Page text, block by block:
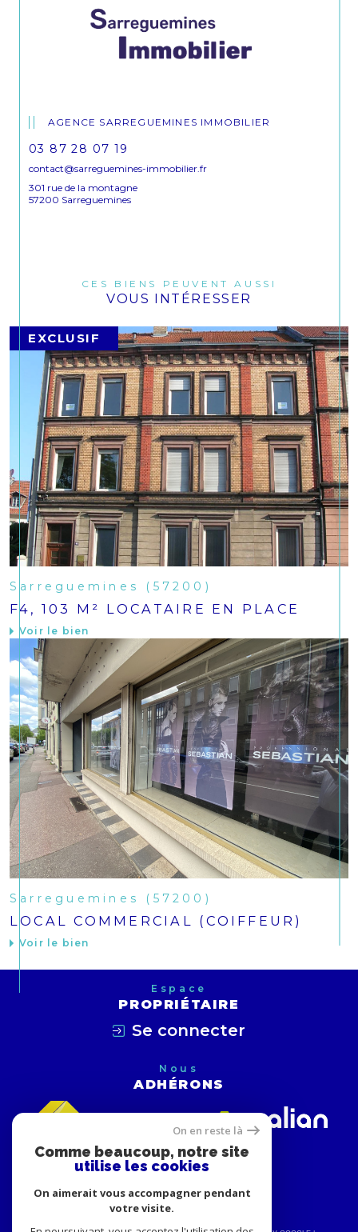
AGENCE SARREGUEMINES IMMOBILIER
03 87 28 07 19
contact@sarreguemines-immobilier.fr
301 rue de la montagne
57200 Sarreguemines
CES BIENS PEUVENT AUSSI
VOUS INTÉRESSER
EXCLUSIF
Sarreguemines (57200)
F4, 103 M² LOCATAIRE EN PLACE
Voir le bien
Sarreguemines (57200)
LOCAL COMMERCIAL (COIFFEUR)
Voir le bien
Espace
PROPRIÉTAIRE
Se connecter
Nous
ADHÉRONS
On en reste là
Comme beaucoup, notre site
utilise les cookies
On aimerait vous accompagner pendant
votre visite.